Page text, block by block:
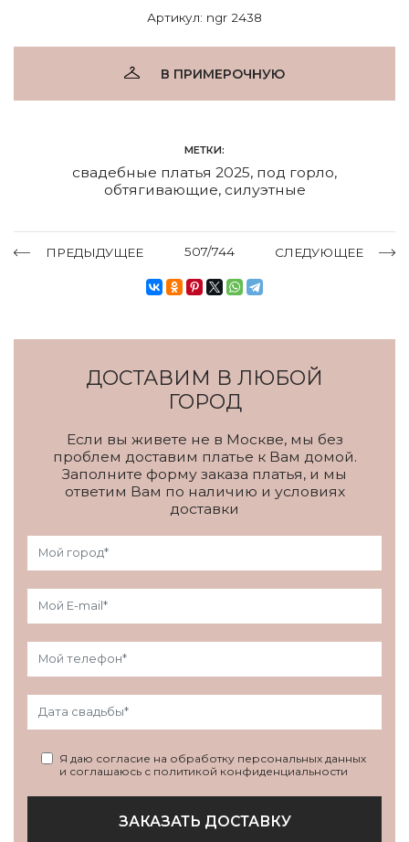
Артикул: ngr 2438
В ПРИМЕРОЧНУЮ
МЕТКИ:
свадебные платья 2025, под горло,
обтягивающие, силуэтные
ПРЕДЫДУЩЕЕ 507/744 СЛЕДУЮЩЕЕ
ДОСТАВИМ В ЛЮБОЙ
ГОРОД
Если вы живете не в Москве, мы без
проблем доставим платье к Вам домой.
Заполните форму заказа платья, и мы
ответим Вам по наличию и условиях
доставки
Я даю согласие на обработку персональных данных
и соглашаюсь с политикой конфиденциальности
ЗАКАЗАТЬ ДОСТАВКУ